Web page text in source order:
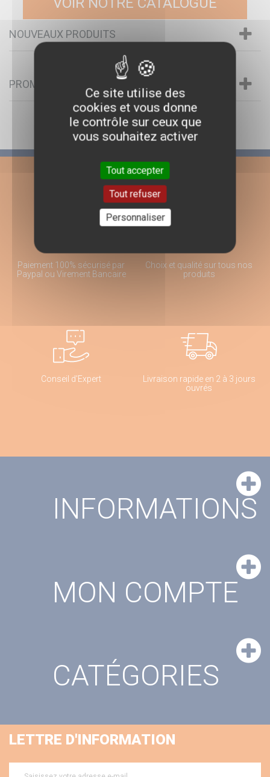
NOUVEAUX PRODUITS
PROMOTIONS
Paiement 100% sécurisé par
Paypal ou Virement Bancaire
Choix et qualité sur tous nos
produits
Conseil d'Expert
Livraison rapide en 2 à 3 jours
ouvrés
INFORMATIONS
MON COMPTE
CATÉGORIES
LETTRE D'INFORMATION
Ce site utilise des
cookies et vous donne
le contrôle sur ceux que
vous souhaitez activer
Tout accepter
Tout refuser
Personnaliser